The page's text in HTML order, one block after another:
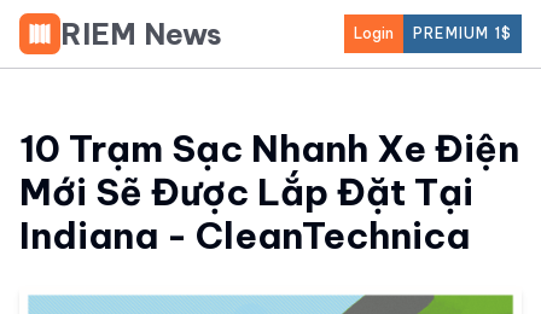
RIEM News Login PREMIUM 1$
10 Trạm Sạc Nhanh Xe Điện
Mới Sẽ Được Lắp Đặt Tại
Indiana - CleanTechnica